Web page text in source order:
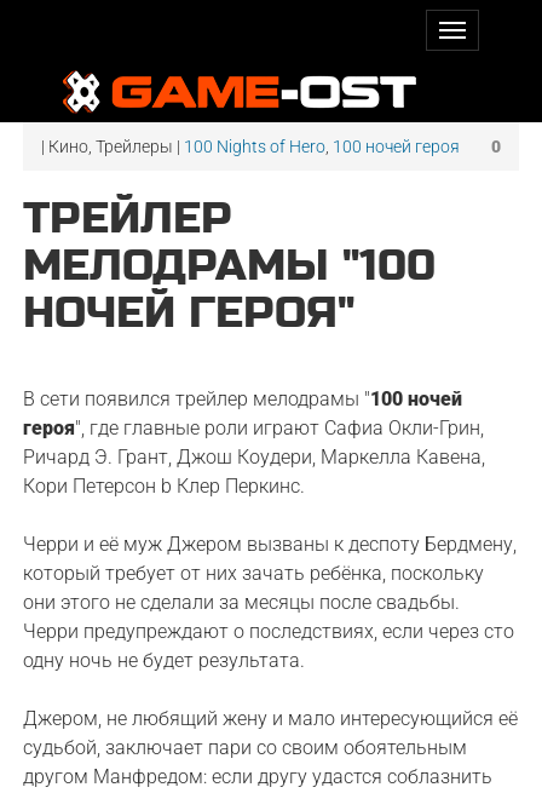
0
| Кино, Трейлеры | 100 Nights of Hero 100 ночей героя
ТРЕЙЛЕР
МЕЛОДРАМЫ "100
НОЧЕЙ ГЕРОЯ"
В сети появился трейлер мелодрамы "100 ночей
героя", где главные роли играют Сафиа Окли-Грин,
Ричард Э. Грант, Джош Коудери, Маркелла Кавена,
Кори Петерсон b Клер Перкинс.
Черри и её муж Джером вызваны к деспоту Бердмену,
который требует от них зачать ребёнка, поскольку
они этого не сделали за месяцы после свадьбы.
Черри предупреждают о последствиях, если через сто
одну ночь не будет результата.
Джером, не любящий жену и мало интересующийся её
судьбой, заключает пари со своим обоятельным
другом Манфредом: если другу удастся соблазнить